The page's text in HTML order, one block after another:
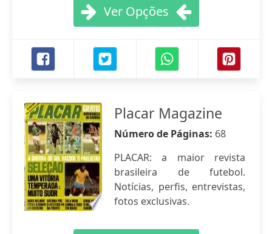
Ver Opções
Placar Magazine
Número de Páginas: 68
PLACAR: a maior revista
brasileira de futebol.
Notícias, perfis, entrevistas,
fotos exclusivas.